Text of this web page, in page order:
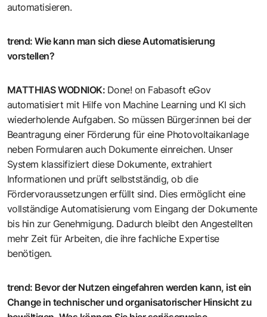
automatisieren.
trend:Wie kann man sich diese Automatisierung
vorstellen?
MATTHIAS WODNIOK: Done! on Fabasoft eGov
automatisiert mit Hilfe von Machine Learning und KI sich
wiederholende Aufgaben. So müssen Bürger:innen bei der
Beantragung einer Förderung für eine Photovoltaikanlage
neben Formularen auch Dokumente einreichen. Unser
System klassifiziert diese Dokumente, extrahiert
Informationen und prüft selbstständig, ob die
Fördervoraussetzungen erfüllt sind. Dies ermöglicht eine
vollständige Automatisierung vom Eingang der Dokumente
bis hin zur Genehmigung. Dadurch bleibt den Angestellten
mehr Zeit für Arbeiten, die ihre fachliche Expertise
benötigen.
trend: Bevor der Nutzen eingefahren werden kann, ist ein
Change in technischer und organisatorischer Hinsicht zu